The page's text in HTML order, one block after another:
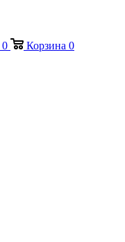
0 Корзина 0